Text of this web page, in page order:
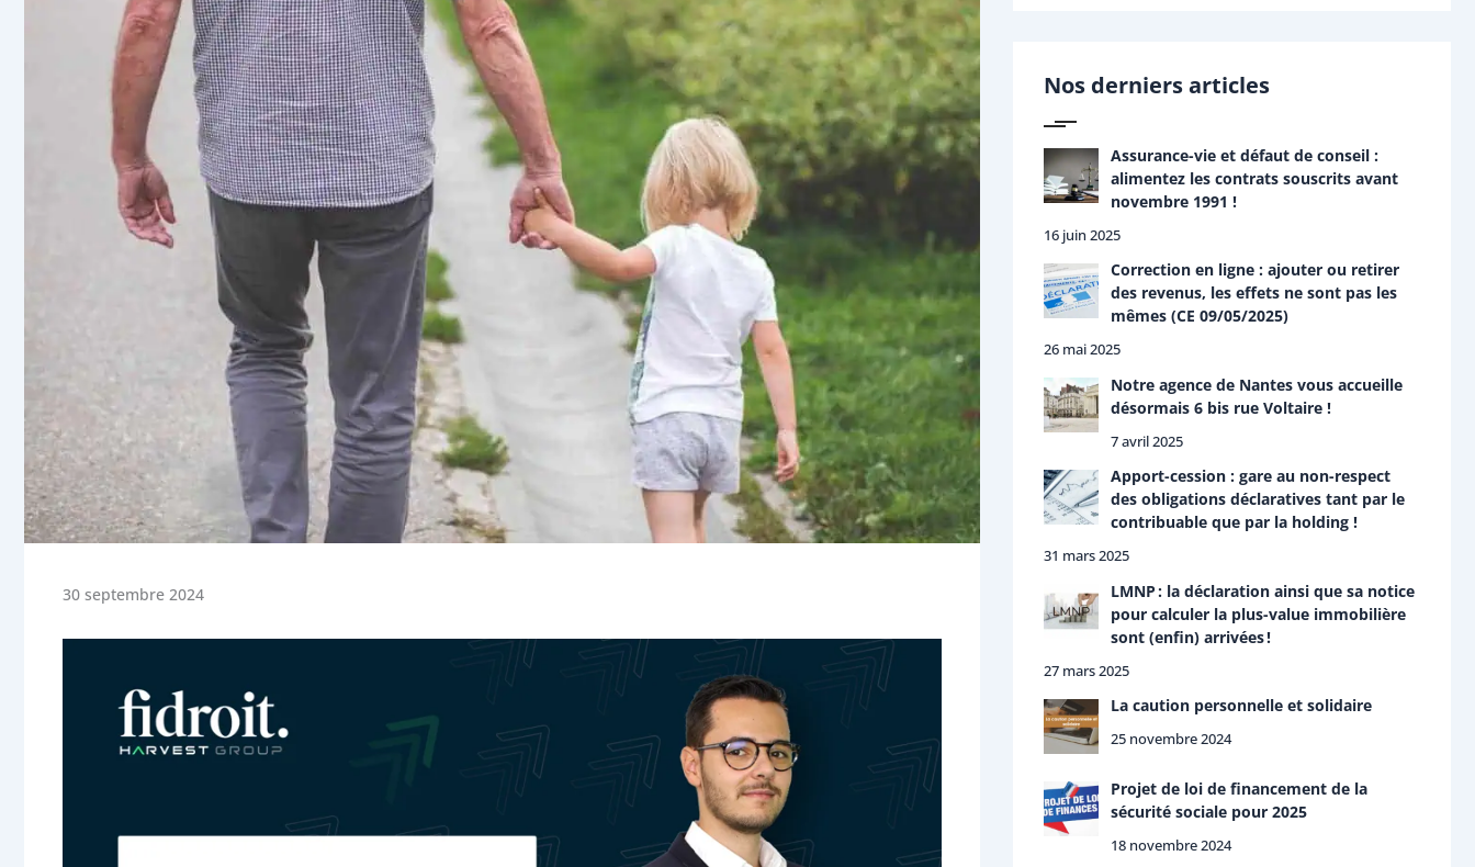
30 septembre 2024
c
e
r
:
Nos derniers articles
Assurance-vie et défaut de conseil :
alimentez les contrats souscrits avant
novembre 1991 !
16 juin 2025
Correction en ligne : ajouter ou retirer
des revenus, les effets ne sont pas les
mêmes (CE 09/05/2025)
26 mai 2025
Notre agence de Nantes vous accueille
désormais 6 bis rue Voltaire !
7 avril 2025
Apport-cession : gare au non-respect
des obligations déclaratives tant par le
contribuable que par la holding !
31 mars 2025
LMNP : la déclaration ainsi que sa notice
pour calculer la plus-value immobilière
sont (enfin) arrivées !
27 mars 2025
La caution personnelle et solidaire
25 novembre 2024
Projet de loi de financement de la
sécurité sociale pour 2025
18 novembre 2024